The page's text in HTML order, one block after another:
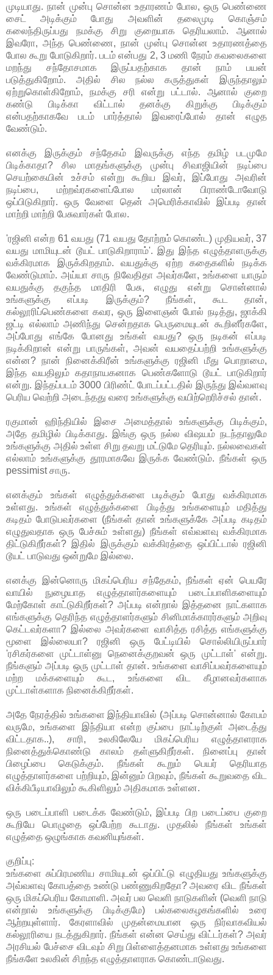
முடியாது. நான் முன்பு சொன்ன உதாரணம் போல, ஒரு பெண்ணை
சைட் அடிக்கும் போது அவளின் தலைமுடி கொஞ்சம்
கலைந்திருப்பது நமக்கு சிறு குறையாக தெரியலாம். ஆனால்
இவரோ, அந்த பெண்ணை, நான் முன்பு சொன்ன உதாரணத்தை
போல கூறு போடுகிறார். படம் என்பது 2, 3 மணி நேரம் கவலைகளை
மறந்து சந்தோசமாக இருப்பதற்காக தான் நாம் பயன்
படுத்துகிறோம். அதில் சில நல்ல கருத்துகள் இருந்தாலும்
ஏற்றுகொள்கிறோம், நமக்கு சரி என்று பட்டால். ஆனால் குறை
கண்டு பிடிக்கா விட்டால் தனக்கு கிறுக்கு பிடிக்கும்
என்பதற்காகவே படம் பார்த்தால் இவரைப்போல் தான் எழுத
வேண்டும்.
எனக்கு இருக்கும் சந்தேகம் இவருக்கு எந்த தமிழ் படமுமே
பிடிக்காதா? சில மாதங்களுக்கு முன்பு சிவாஜியின் நடிப்பை
செயற்கையின் உச்சம் என்று கூறிய இவர், இப்போது அவரின்
நடிப்பை, மற்றவ்ரகளைப்போல மர்லான் பிராண்டோவோடு
ஒப்பிடுகிறார். ஒரு வேளை தென் அமெரிக்காவில் இப்படி தான்
மாற்றி மாற்றி பேசுவார்கள் போல.
'ரஜினி என்ற 61 வயது (71 வயது தோற்றம் கொண்ட) முதியவர், 37
வயது மாமியுடன் டூயட் பாடுகிறாராம்'. இது இந்த எழுத்தாளருக்கு
வக்கிரமாக இருக்கிறதாம். வயதுக்கு ஏற்ற கதைகளில் நடிக்க
வேண்டுமாம். அய்யா சாரு நிவேதிதா அவர்களே, உங்களை யாரும்
வயதுக்கு தகுந்த மாதிரி பேசு, எழுது என்று சொன்னால்
உங்களுக்கு எப்படி இருக்கும்? நீங்கள், கூட தான்,
கல்லூரிப்பெண்களை கவர, ஒரு இளைஞன் போல் நடித்து, ஜாக்கி
ஜட்டி எல்லாம் அணிந்து சென்றதாக பெருமையுடன் கூறினீர்களே,
அப்போது எங்கே போனது உங்கள் வயது? ஒரு நடிகன் எப்படி
நடிக்கிறான் என்று பாருங்கள், அவன் வயதைப்பற்றி உங்களுக்கு
என்ன? நான் நினைக்கிரீன் உங்களுக்கு ரஜினி மீது பொறாமை,
இந்த வயதிலும் கதாநாயகனாக பெண்களோடு டூயட் பாடுகிறார்
என்று. இந்தப்படம் 3000 பிரிண்ட் போடப்பட்டதில் இருந்து இவ்வளவு
பெரிய வெற்றி அடைந்தது வரை உங்களுக்கு வயிற்றெரிச்சல் தான்.
ரகுமான் ஹிந்தியில் இசை அமைத்தால் உங்களுக்கு பிடிக்கும்,
அதே தமிழில் பிடிக்காது. இங்கு ஒரு நல்ல விஷயம் நடந்தாலுமே
உங்களுக்கு அதில் உள்ள சிறு தவறு மட்டுமே தெரியும். நல்லவைகள்
எல்லாம் உங்களுக்கு தூரமாகவே இருக்க வேண்டும். நீங்கள் ஒரு
pessimist சாரு.
எனக்கும் உங்கள் எழுத்துக்களை படிக்கும் போது வக்கிரமாக
உள்ளது. உங்கள் எழுத்துக்களை பிடித்து உங்களையும் மதித்து
கடிதம் போடுபவர்களை (நீங்கள் தான் உங்களுக்கே அப்படி கடிதம்
எழுதுவதாக ஒரு பேச்சும் உள்ளது) நீங்கள் எவ்வளவு வக்கிரமாக
திட்டுகிறீர்கள்? இதில் இருக்கும் வக்கிரத்தை ஒப்பிட்டால் ரஜினி
டூயட் பாடுவது ஒன்றுமே இல்லை.
எனக்கு இன்னொரு மிகப்பெரிய சந்தேகம், நீங்கள் ஏன் பெயரே
வாயில் நுழையாத எழுத்தாளர்களையும் படைப்பாளிகளையும்
மேற்கோள் காட்டுகிறீர்கள்? அப்படி என்றால் இத்தனை நாட்களாக
எங்களுக்கு தெரிந்த எழுத்தாளர்களும் சினிமாக்காரர்களும் அறிவு
கெட்டவர்களா? இல்லை அவர்களை வாசித்த ரசித்த எங்களுக்கு
மூளை இல்லையா? ரஜினி ஒரு பேட்டியில் சொல்லியிருப்பார்
'ரசிகர்களை முட்டாள்னு நெனைக்குறவன் ஒரு முட்டாள்' என்று.
நீங்களும் அப்படி ஒரு முட்டாள் தான். உங்களை வாசிப்பவர்களையும்
மற்ற மக்களையும் கூட, உங்களை விட கீழானவர்களாக
முட்டாள்களாக நினைக்கிறீர்கள்.
அதே நேரத்தில் உங்களை இந்தியாவில் (அப்படி சொன்னால் கோபம்
வருமே, உங்களை இந்தியா என்ற குப்பை நாட்டிற்குள் அடைத்து
விட்டதாக..), சாரி, உலகிலேயே மிகப்பெரிய எழுத்தாளராக
நினைத்துக்கொண்டு காலம் தள்ளுகிறீர்கள். நினைப்பு தான்
பிழைப்பை கெடுக்கும். நீங்கள் கூறும் பெயர் தெரியாத
எழுத்தாளர்களை பற்றியும், இன்னும் பிறவும், நீங்கள் கூறுவதை விட
விக்கிபீடியாவிலும் கூகிளிலும் அதிகமாக உள்ளன.
ஒரு படைப்பாளி படைக்க வேண்டும், இப்படி பிற படைப்பை குறை
கூறியே பொழுதை ஒப்பேற்ற கூடாது. முதலில் நீங்கள் உங்கள்
எழுத்தை ஒழுங்காக கவனியுங்கள்.
குறிப்பு:
உங்களை சுப்பிரமணிய சாமியுடன் ஒப்பிட்டு எழுதியது உங்களுக்கு
அவ்வளவு கோபத்தை உண்டு பண்ணுகிறதோ? அவரை விட நீங்கள்
ஒரு மிகப்பெரிய கோமாளி. அவர் பல வெளி நாடுகளின் (வெளி நாடு
என்றால் உங்களுக்கு பிடிக்குமே) பல்கலைகழகங்களில் உரை
ஆற்றயுள்ளார். கேரளாவில் முதன்மையான ஒரு நிர்வாகவியல்
கல்லூரியை நடத்துகிறார். நீங்கள் என்ன செய்து விட்டர்கள்? அவர்
அரசியல் பேச்சை விடவும் சிறு பிள்ளைத்தனமாக உள்ளது உங்களை
நீங்களே உலகின் சிறந்த எழுத்தாளராக கொண்டாடுவது.